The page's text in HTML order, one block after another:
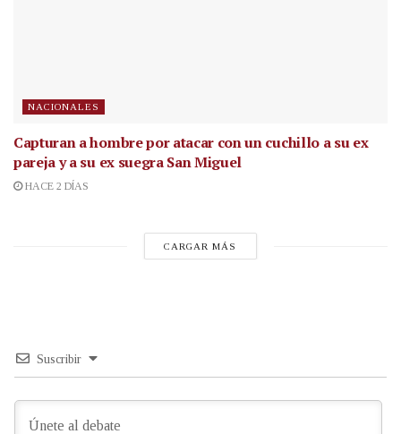
NACIONALES
Capturan a hombre por atacar con un cuchillo a su ex
pareja y a su ex suegra San Miguel
HACE 2 DÍAS
CARGAR MÁS
Suscribir